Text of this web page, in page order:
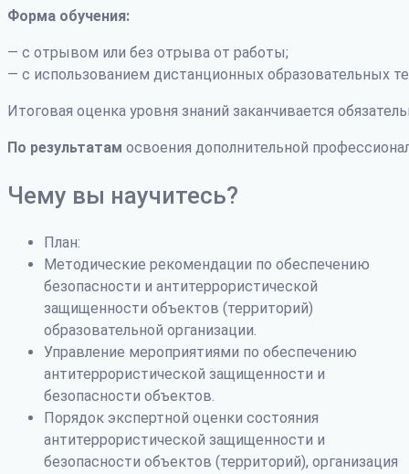
Форма обучения:
— с отрывом или без отрыва от работы;
— с использованием дистанционных образовательных
Итоговая оценка уровня знаний заканчивается
По результатам освоения дополнительной
Чему вы научитесь?
План:
Методические рекомендации по обеспечению
безопасности и антитеррористической
защищенности объектов (территорий)
образовательной организации.
Управление мероприятиями по обеспечению
антитеррористической защищенности и
безопасности объектов.
Порядок экспертной оценки состояния
антитеррористической защищенности и
безопасности объектов (территорий), организация